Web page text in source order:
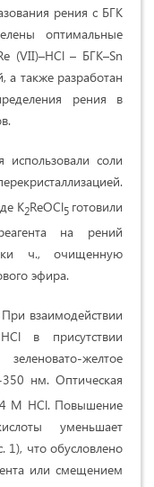
рения с БГК
оптимальные
(VII)–HCl – БГК–Sn
а также разработан
рения в
использовали соли
K2ReOCl5 готовили
на рений
ч., очищенную
эфира.
взаимодействии
в присутствии
желтое
нм. Оптическая
4 М HCl. Повышение
уменьшает
1), что обусловлено
или смещением